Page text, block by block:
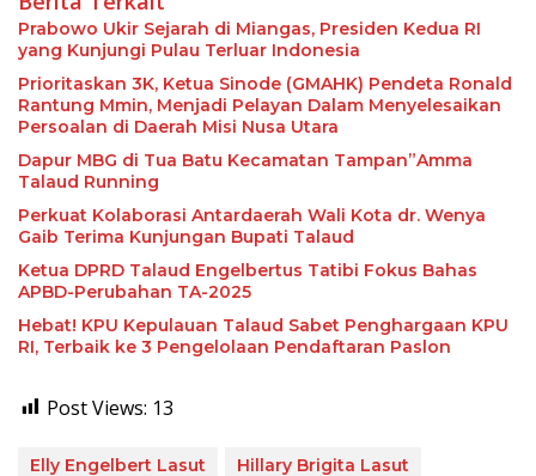
Prabowo Ukir Sejarah di Miangas, Presiden Kedua RI
yang Kunjungi Pulau Terluar Indonesia
Prioritaskan 3K, Ketua Sinode (GMAHK) Pendeta Ronald
Rantung Mmin, Menjadi Pelayan Dalam Menyelesaikan
Persoalan di Daerah Misi Nusa Utara
Dapur MBG di Tua Batu Kecamatan Tampan”Amma
Talaud Running
Perkuat Kolaborasi Antardaerah Wali Kota dr. Wenya
Gaib Terima Kunjungan Bupati Talaud
Ketua DPRD Talaud Engelbertus Tatibi Fokus Bahas
APBD-Perubahan TA-2025
Hebat! KPU Kepulauan Talaud Sabet Penghargaan KPU
RI, Terbaik ke 3 Pengelolaan Pendaftaran Paslon
Post Views: 13
Elly Engelbert Lasut
Hillary Brigita Lasut